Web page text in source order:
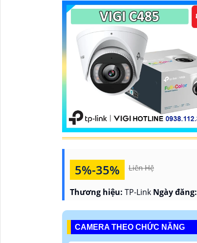
5%-35% Liên Hệ
Thương hiệu: TP-Link Ngày đăng:
CAMERA THEO CHỨC NĂNG